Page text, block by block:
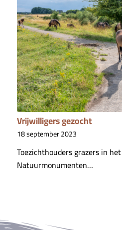
Vrijwilligers gezocht
18 september 2023
Toezichthouders grazers in
Natuurmonumenten…